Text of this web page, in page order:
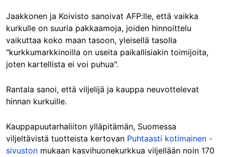
Jaakkonen ja Koivisto sanoivat AFP:lle, että vaikka
kurkulle on suuria pakkaamoja, joiden hinnoittelu
vaikuttaa koko maan tasoon, yleisellä tasolla
"kurkkumarkkinoilla on useita paikallisiakin toimijoita,
joten kartellista ei voi puhua".
Rantala sanoi, että viljelijä ja kauppa neuvottelevat
hinnan kurkuille.
Kauppapuutarhaliiton ylläpitämän, Suomessa
viljeltävistä tuotteista kertovan Puhtaasti kotimainen -
sivuston mukaan kasvihuonekurkkua viljellään noin 170